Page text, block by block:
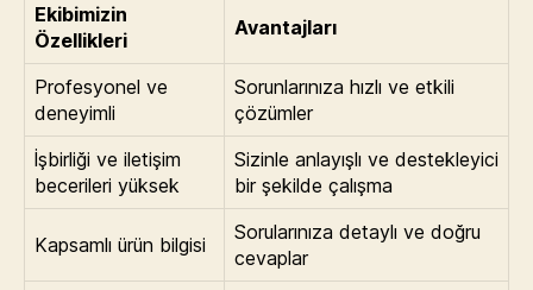
Ekibimizin
Özellikleri
Avantajları
Profesyonel ve
deneyimli
Sorunlarınıza hızlı ve etkili
çözümler
İşbirliği ve iletişim
becerileri yüksek
Sizinle anlayışlı ve destekleyici
bir şekilde çalışma
Kapsamlı ürün bilgisi
Sorularınıza detaylı ve doğru
cevaplar